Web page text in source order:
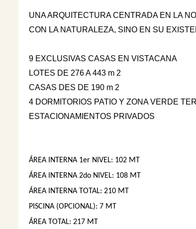
UNA ARQUITECTURA CENTRADA EN LA
CON LA NATURALEZA, SINO EN SU
9 EXCLUSIVAS CASAS EN VISTACANA
LOTES DE 276 A 443 m 2
CASAS DES DE 190 m 2
4 DORMITORIOS PATIO Y ZONA VERDE
ESTACIONAMIENTOS PRIVADOS
ÁREA INTERNA 1er NIVEL: 102 MT
ÁREA INTERNA 2do NIVEL: 108 MT
ÁREA INTERNA TOTAL: 210 MT
PISCINA (OPCIONAL): 7 MT
ÁREA TOTAL: 217 MT